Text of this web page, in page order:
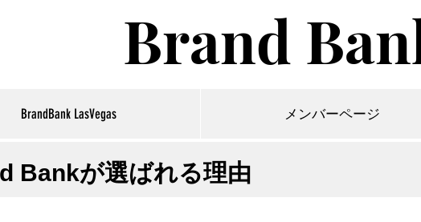
Brand
BrandBank LasVegas メンバーページ
Bankが選ばれる理由